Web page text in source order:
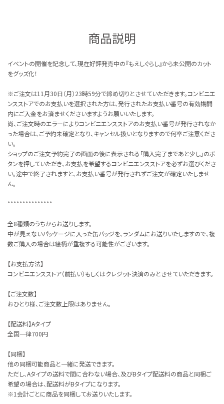
商品説明
イベントの開催を記念して、現在好評発売中の『もえしぐらし』から未公開のカット
をグッズ化！
※ご注文は11月30日（月）23時59分で締め切りとさせていただきます。コンビニエ
ンスストアでのお支払いを選択された方は、発行されたお支払い番号の有効期間
内にご入金をお済ませくださいますようお願いいたします。
尚、ご注文時のエラーによりコンビニエンスストアのお支払い番号が発行されなか
った場合は、ご予約未確定となり、キャンセル扱いとなりますので何卒ご注意くださ
い。
ショップのご注文予約完了の画面の後に表示される「購入完了まであと少し」のボ
タンを押していただき、お支払を希望するコンビニエンスストアを必ずお選びくださ
い。途中で終了されますと、お支払い番号が発行されずご注文が確定いたしませ
ん。
***************
全8種類のうちからお送りします。
中が見えないパッケージに入った缶バッジを、ランダムにお送りいたしますので、複
数ご購入の場合は絵柄が重複する可能性がございます。
【お支払方法】
コンビニエンスストア（前払い）もしくはクレジット決済のみとさせていただきます。
【ご注文数】
おひとり様、ご注文数上限はありません。
【配送料】Aタイプ
全国一律700円
【同梱】
他の同梱可能商品と一緒に発送できます。
ただし、Aタイプの送料で間に合わない場合、及びBタイプ配送料の商品と同梱ご
希望の場合は、配送料がBタイプになります。
※1会計ごとに商品を同梱してお送りいたします。